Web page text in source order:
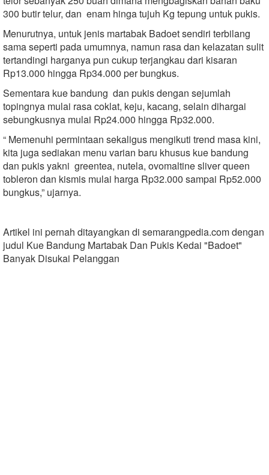
300 butir telur, dan enam hinga tujuh Kg tepung untuk pukis.
Menurutnya, untuk jenis martabak Badoet sendiri terbilang
sama seperti pada umumnya, namun rasa dan kelazatan sulit
tertandingi harganya pun cukup terjangkau dari kisaran
Rp13.000 hingga Rp34.000 per bungkus.
Sementara kue bandung dan pukis dengan sejumlah
topingnya mulai rasa coklat, keju, kacang, selain dihargai
sebungkusnya mulai Rp24.000 hingga Rp32.000.
“ Memenuhi permintaan sekaligus mengikuti trend masa kini,
kita juga sediakan menu varian baru khusus kue bandung
dan pukis yakni greentea, nutela, ovomaltine sliver queen
tobleron dan kismis mulai harga Rp32.000 sampai Rp52.000
bungkus,” ujarnya.
Artikel ini pernah ditayangkan di semarangpedia.com dengan
judul Kue Bandung Martabak Dan Pukis Kedai "Badoet"
Banyak Disukai Pelanggan